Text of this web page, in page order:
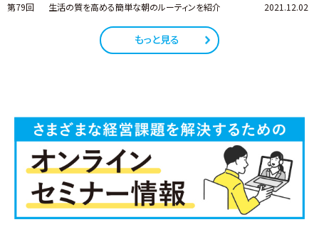
第79回
生活の質を高める簡単な朝のルーティンを紹介 2021.12.02
もっと見る